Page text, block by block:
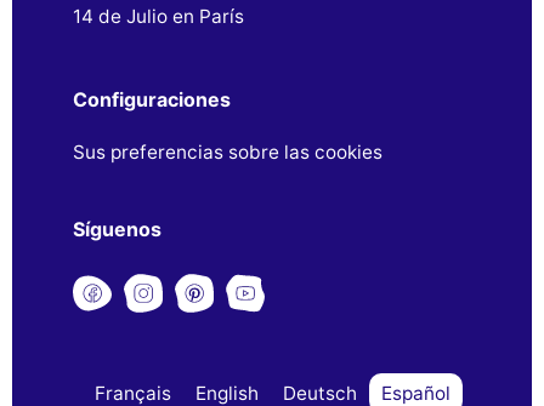
14 de Julio en París
Configuraciones
Sus preferencias sobre las cookies
Síguenos
Français English Deutsch
Español